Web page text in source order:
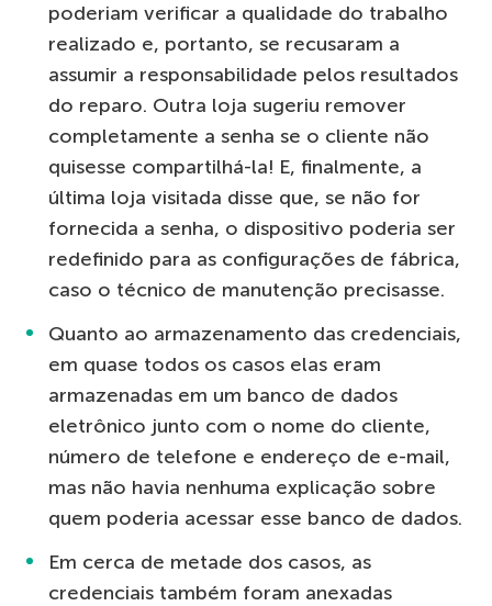
poderiam verificar a qualidade do trabalho
realizado e, portanto, se recusaram a
assumir a responsabilidade pelos resultados
do reparo. Outra loja sugeriu remover
completamente a senha se o cliente não
quisesse compartilhá-la! E, finalmente, a
última loja visitada disse que, se não for
fornecida a senha, o dispositivo poderia ser
redefinido para as configurações de fábrica,
caso o técnico de manutenção precisasse.
Quanto ao armazenamento das credenciais,
em quase todos os casos elas eram
armazenadas em um banco de dados
eletrônico junto com o nome do cliente,
número de telefone e endereço de e-mail,
mas não havia nenhuma explicação sobre
quem poderia acessar esse banco de dados.
Em cerca de metade dos casos, as
credenciais também foram anexadas